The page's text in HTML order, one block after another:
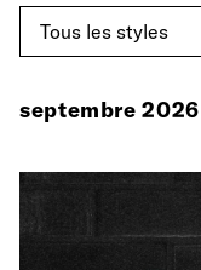
septembre 2026